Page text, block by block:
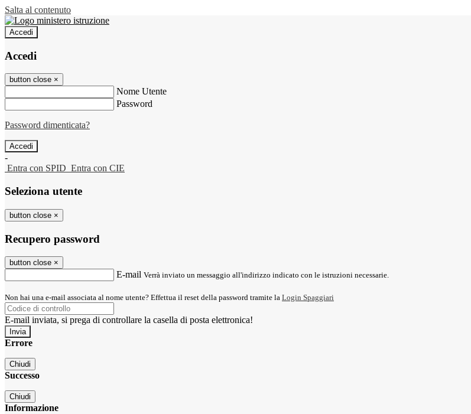
Salta al contenuto
Accedi
Accedi
button close ×
Nome Utente
Password
Password dimenticata?
-
Entra con SPID Entra con CIE
Seleziona utente
button close ×
Recupero password
button close ×
E-mail Verrà inviato un messaggio all'indirizzo indicato con le istruzioni necessarie.
Non hai una e-mail associata al nome utente? Effettua il reset della password tramite la Login Spaggiari
E-mail inviata, si prega di controllare la casella di posta elettronica!
Errore
Chiudi
Successo
Chiudi
Informazione